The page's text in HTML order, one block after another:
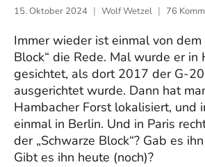
15. Oktober 2024 Wolf Wetzel 76
Immer wieder ist einmal von dem
Block“ die Rede. Mal wurde er in
gesichtet, als dort 2017 der G-
ausgerichtet wurde. Dann hat
Hambacher Forst lokalisiert, und
einmal in Berlin. Und in Paris
der „Schwarze Block“? Gab es
Gibt es ihn heute (noch)?